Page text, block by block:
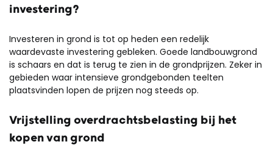
investering?
Investeren in grond is tot op heden een redelijk
waardevaste investering gebleken. Goede landbouwgrond
is schaars en dat is terug te zien in de grondprijzen. Zeker in
gebieden waar intensieve grondgebonden teelten
plaatsvinden lopen de prijzen nog steeds op.
Vrijstelling overdrachtsbelasting bij het
kopen van grond